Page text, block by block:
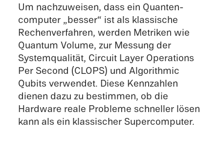
Um nachzu­wei­sen, dass ein Quanten­
com­pu­ter „besser“ ist als klassi­sche
Rechen­ver­fah­ren, werden Metri­ken wie
Quantum Volume, zur Messung der
System­qua­li­tät, Circuit Layer Opera­ti­ons
Per Second (CLOPS) und Algorith­mic
Qubits verwen­det. Diese Kennzah­len
dienen dazu zu bestim­men, ob die
Hardware reale Probleme schnel­ler lösen
kann als ein klassi­scher Supercomputer.